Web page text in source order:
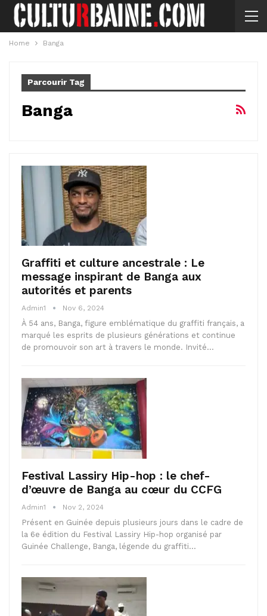
Home Banga
Parcourir Tag
Banga
Graffiti et culture ancestrale : Le
message inspirant de Banga aux
autorités et parents
Admin1 Nov 6, 2024
À 54 ans, Banga, figure emblématique du graffiti français, a
marqué les esprits de plusieurs générations et continue
de promouvoir son art à travers le monde. Invité…
Festival Lassiry Hip-hop : le chef-
d’œuvre de Banga au cœur du CCFG
Admin1 Nov 2, 2024
Présent en Guinée depuis plusieurs jours dans le cadre de
la 6e édition du Festival Lassiry Hip-hop organisé par
Guinée Challenge, Banga, légende du graffiti…